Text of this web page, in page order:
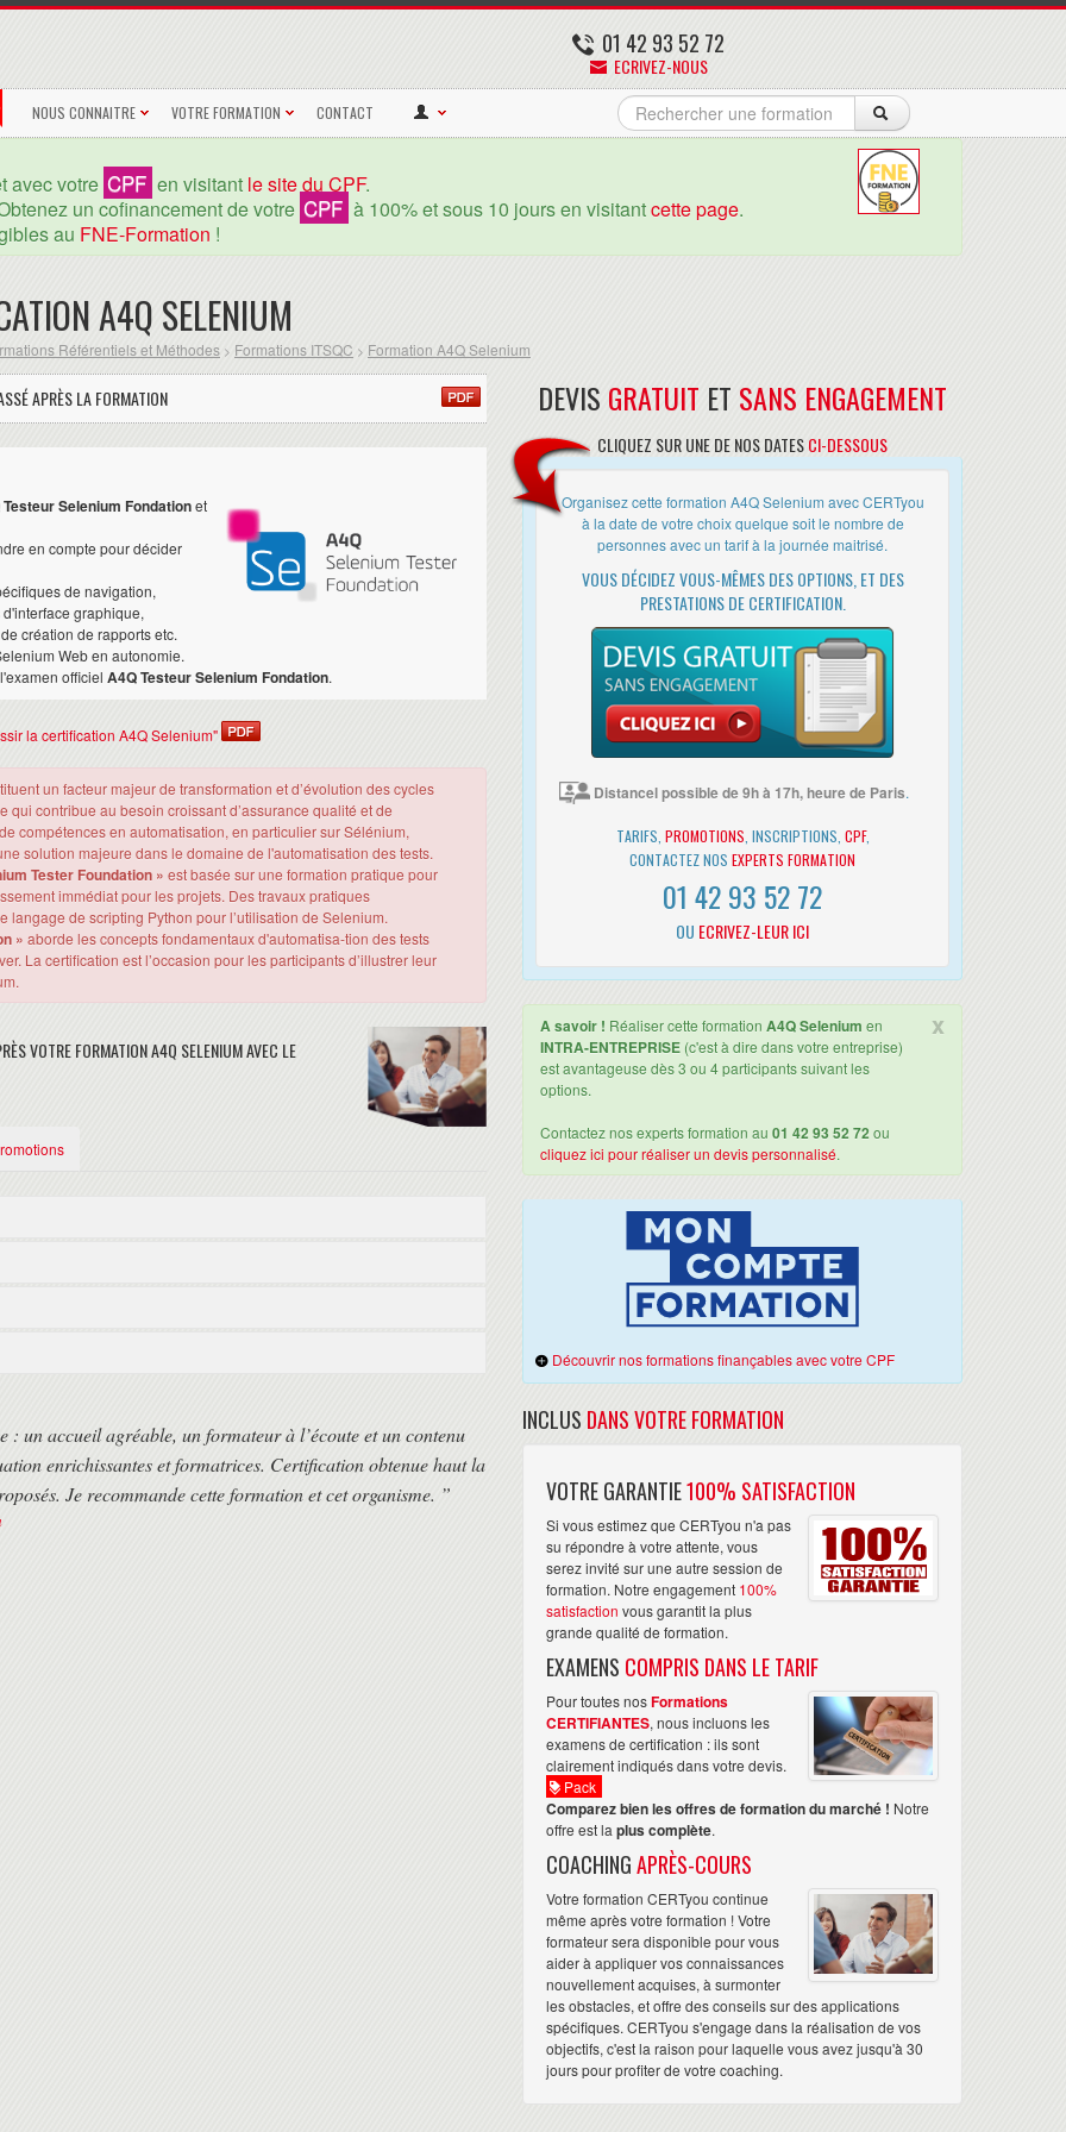
01 42 93 52 72
ECRIVEZ-NOUS
NOUS CONNAITRE VOTRE FORMATION CONTACT
avec votre CPF en visitant le site du CPF.
un cofinancement de votre CPF à 100% et sous 10 jours en visitantcette page.
au FNE-Formation !
A4Q SELENIUM
Référentiels et Méthodes > Formations ITSQC > Formation A4Q Selenium
APRÈS LA FORMATION
Selenium Fondationet
en compte pour décider
de navigation,
graphique,
création de rapports etc.
Web en autonomie.
officiel A4Q Testeur Selenium Fondation.
la certification A4Q Selenium"
un facteur majeur de transformation et d’évolution des cycles
qui contribue au besoin croissant d’assurance qualité et de
compétences en automatisation, en particulier sur Sélénium,
solution majeure dans le domaine de l'automatisation des tests.
Tester Foundation » est basée sur une formation pratique pour
immédiat pour les projets. Des travaux pratiques
de scripting Python pour l’utilisation de Selenium.
» aborde les concepts fondamentaux d'automatisa-tion des tests
La certification est l’occasion pour les participants d’illustrer leur
VOTRE FORMATION A4Q SELENIUM AVEC LE
« A4Q Selenium Tester Foundation 2018 » :
WEB
tels que Java et des langages de script tels que Python
Tester Foundation 2018 »
l'automatisation de tests
: un accueil agréable, un formateur à l’écoute et un contenu
enrichissantes et formatrices. Certification obtenue haut la
Je recommande cette formation et cet organisme. ”
DEVIS GRATUIT ET SANS ENGAGEMENT
CLIQUEZ SUR UNE DE NOS DATESCI-DESSOUS
Organisez cette formation A4Q Selenium avec CERTyou
à la date de votre choix quelque soit le nombre de
personnes avec un tarif à la journée maitrisé.
VOUS DÉCIDEZ VOUS-MÊMES DES OPTIONS, ET DES
PRESTATIONS DE CERTIFICATION.
Distancel possible de 9h à 17h, heure de Paris.
TARIFS, PROMOTIONS , INSCRIPTIONS, CPF,
CONTACTEZ NOS EXPERTS FORMATION
01 42 93 52 72
OU ECRIVEZ-LEUR ICI
x
A savoir ! Réaliser cette formation A4Q Selenium en
INTRA-ENTREPRISE (c'est à dire dans votre entreprise)
est avantageuse dès 3 ou 4 participants suivant les
options.
Contactez nos experts formation au 01 42 93 52 72 ou
cliquez ici pour réaliser un devis personnalisé.
Découvrir nos formations finançables avec votre CPF
INCLUS DANS VOTRE FORMATION
VOTRE GARANTIE100% SATISFACTION
Si vous estimez que CERTyou n'a pas
su répondre à votre attente, vous
serez invité sur une autre session de
formation. Notre engagement 100%
satisfaction vous garantit la plus
grande qualité de formation.
EXAMENS COMPRIS DANS LE TARIF
Pour toutes nosFormations
CERTIFIANTES, nous incluons les
examens de certification : ils sont
clairement indiqués dans votre devis.
Pack
Comparez bien les offres de formation du marché ! Notre
offre est la plus complète.
COACHINGAPRÈS-COURS
Votre formation CERTyou continue
même après votre formation ! Votre
formateur sera disponible pour vous
aider à appliquer vos connaissances
nouvellement acquises, à surmonter
les obstacles, et offre des conseils sur des applications
spécifiques. CERTyou s'engage dans la réalisation de vos
objectifs, c'est la raison pour laquelle vous avez jusqu'à 30
jours pour profiter de votre coaching.